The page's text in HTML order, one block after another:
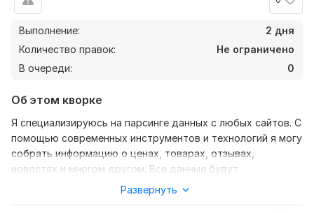
Выполнение:
2 дня
Количество правок:
Не ограничено
В очереди:
0
Об этом кворке
Я специализируюсь на парсинге данных с любых сайтов. С
помощью современных инструментов и технологий я могу
собрать информацию о ценах, товарах, отзывах,
новостях и многом другом. Все данные будут
предоставлены в удобном формате (Excel, CSV, JSON).
Развернуть